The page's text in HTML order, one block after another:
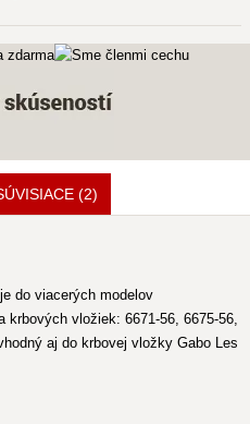
(2)
do viacerých modelov
krbových vložiek: 6671-56, 6675-56,
aj do krbovej vložky Gabo Les